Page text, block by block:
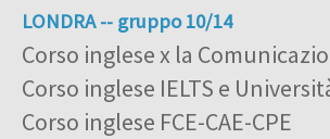
LONDRA -- gruppo 10/14
Corso inglese x la
Corso inglese IELTS e
Corso inglese FCE-CAE-CPE